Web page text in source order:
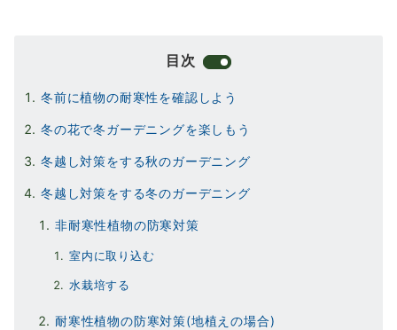
目次
冬前に植物の耐寒性を確認しよう
冬の花で冬ガーデニングを楽しもう
冬越し対策をする秋のガーデニング
冬越し対策をする冬のガーデニング
非耐寒性植物の防寒対策
室内に取り込む
水栽培する
耐寒性植物の防寒対策(地植えの場合)